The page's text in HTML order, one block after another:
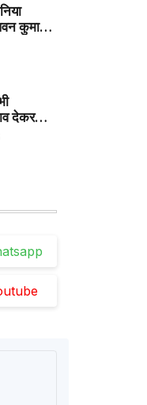
कुमावत
लैपटॉप
देकर
काम